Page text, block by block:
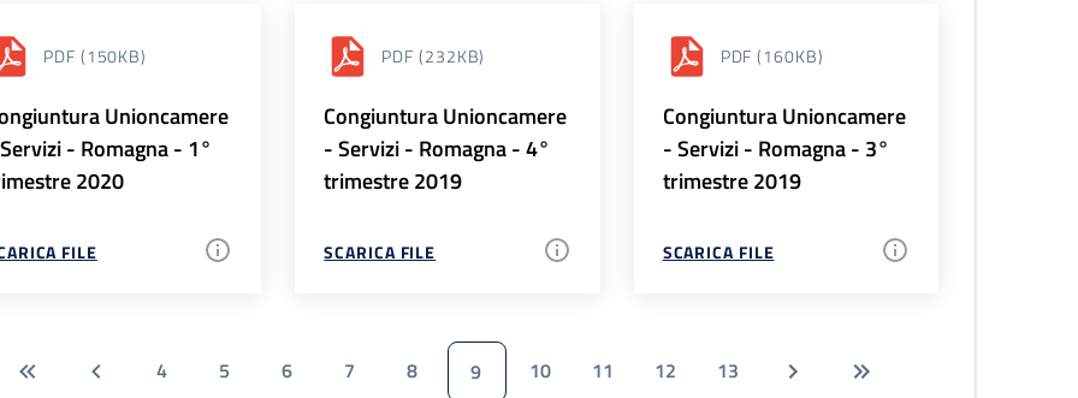
PDF (150KB)
Unioncamere
- Romagna - 1°
2020
FILE
PDF (232KB)
Congiuntura Unioncamere
- Servizi - Romagna - 4°
trimestre 2019
SCARICA FILE
PDF (160KB)
Congiuntura Unioncamere
- Servizi - Romagna - 3°
trimestre 2019
SCARICA FILE
4 5 6 7 8 9 10 11 12 13